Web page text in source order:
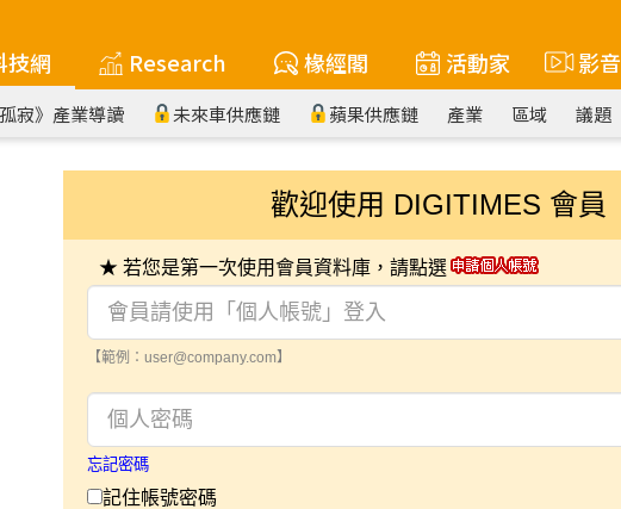
技網 Research 椽經閣 活動家 影音
寂》產業導讀 未來車供應鏈 蘋果供應鏈 產業 區域 議題
歡迎使用 DIGITIMES 會員
★ 若您是第一次使用會員資料庫，請點選
【範例：user@company.com】
忘記密碼
記住帳號密碼